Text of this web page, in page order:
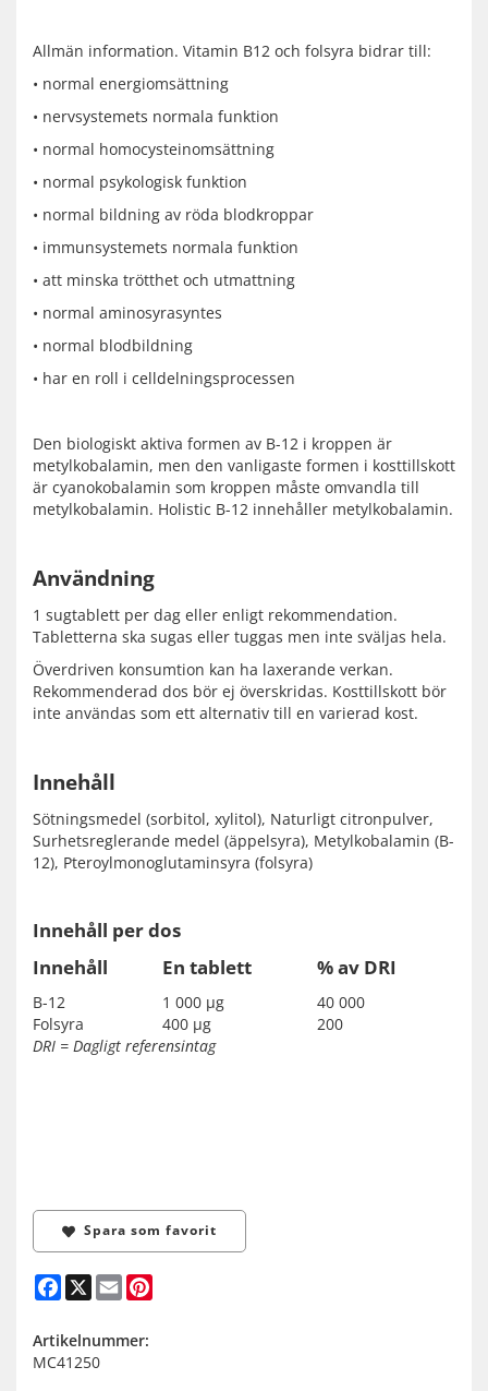
Allmän information. Vitamin B12 och folsyra bidrar till:
• normal energiomsättning
• nervsystemets normala funktion
• normal homocysteinomsättning
• normal psykologisk funktion
• normal bildning av röda blodkroppar
• immunsystemets normala funktion
• att minska trötthet och utmattning
• normal aminosyrasyntes
• normal blodbildning
• har en roll i celldelningsprocessen
Den biologiskt aktiva formen av B-12 i kroppen är
metylkobalamin, men den vanligaste formen i kosttillskott
är cyanokobalamin som kroppen måste omvandla till
metylkobalamin. Holistic B-12 innehåller metylkobalamin.
Användning
1 sugtablett per dag eller enligt rekommendation.
Tabletterna ska sugas eller tuggas men inte sväljas hela.
Överdriven konsumtion kan ha laxerande verkan.
Rekommenderad dos bör ej överskridas. Kosttillskott bör
inte användas som ett alternativ till en varierad kost.
Innehåll
Sötningsmedel (sorbitol, xylitol), Naturligt citronpulver,
Surhetsreglerande medel (äppelsyra), Metylkobalamin (B-
12), Pteroylmonoglutaminsyra (folsyra)
Innehåll per dos
Innehåll
En tablett % av DRI
B-12 1 000 µg
40 000
Folsyra
400 µg
200
DRI = Dagligt referensintag
Spara som favorit
Facebook
X Email
Artikelnummer:
MC41250